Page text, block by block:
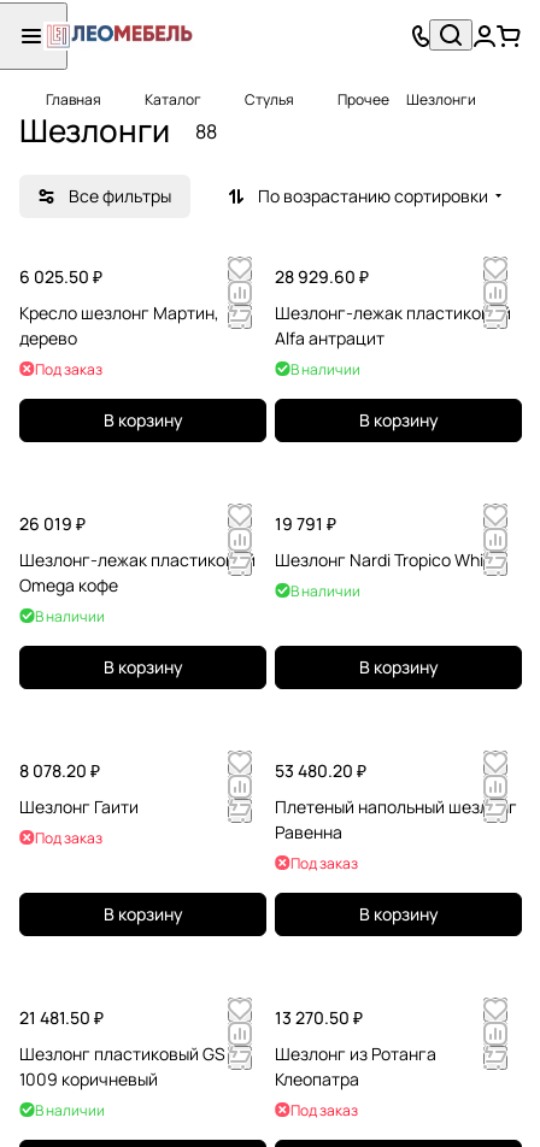
Главная Каталог Стулья Прочее Шезлонги
Шезлонги 88
Все фильтры По возрастанию сортировки
6 025.50 ₽
Кресло шезлонг Мартин,
дерево
Под заказ
В корзину
28 929.60 ₽
Шезлонг-лежак пластиковый
Alfa антрацит
В наличии
В корзину
26 019 ₽
Шезлонг-лежак пластиковый
Omega кофе
В наличии
В корзину
19 791 ₽
Шезлонг Nardi Tropico White
В наличии
В корзину
8 078.20 ₽
Шезлонг Гаити
Под заказ
В корзину
53 480.20 ₽
Плетеный напольный шезлонг
Равенна
Под заказ
В корзину
21 481.50 ₽
Шезлонг пластиковый GS
1009 коричневый
В наличии
13 270.50 ₽
Шезлонг из Ротанга
Клеопатра
Под заказ